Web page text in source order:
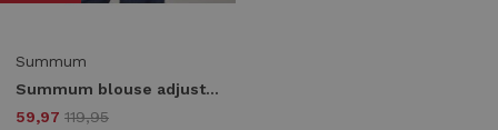
Summum
Summum blouse adjustable chenille stripe 2s3455-12374 Blouse 107 ivory midnight blue
59,97 119,95